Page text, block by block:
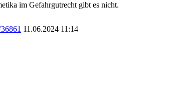
im Gefahrgutrecht gibt es nicht.
11.06.2024 11:14